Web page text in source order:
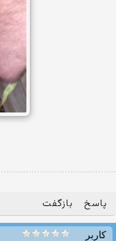
پاسخ بازگفت
کاربر